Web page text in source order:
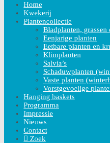
Home
Kwekerij
Plantencollectie
Bladplanten, grassen
Eenjarige planten
Eetbare planten en
Klimplanten
Salvia’s
Schaduwplanten
Vaste planten
Vorstgevoelige
Hanging baskets
Programma
Impressie
Nieuws
Contact
Zoek